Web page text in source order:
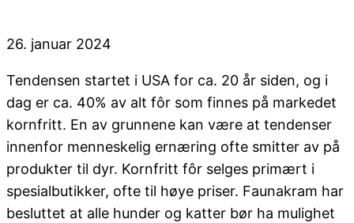
26. januar 2024
Tendensen startet i USA for ca. 20 år siden, og i
dag er ca. 40% av alt fôr som finnes på markedet
kornfritt. En av grunnene kan være at tendenser
innenfor menneskelig ernæring ofte smitter av på
produkter til dyr. Kornfritt fôr selges primært i
spesialbutikker, ofte til høye priser. Faunakram har
besluttet at alle hunder og katter bør ha mulighet